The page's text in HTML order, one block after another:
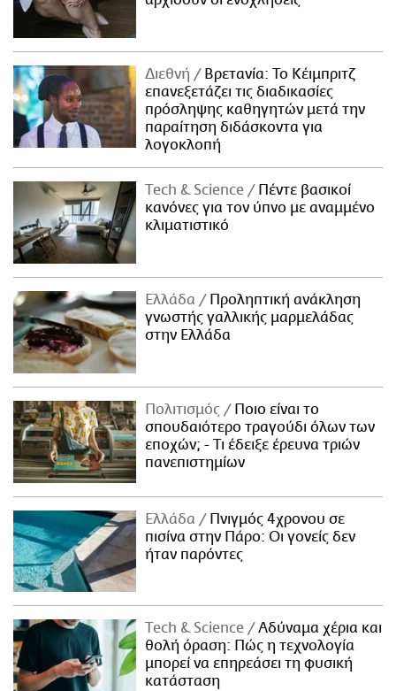
Διεθνή
Βρετανία: Το Κέιμπριτζ
επανεξετάζει τις διαδικασίες
πρόσληψης καθηγητών μετά την
παραίτηση διδάσκοντα για
λογοκλοπή
Τech & Science
Πέντε βασικοί
κανόνες για τον ύπνο με αναμμένο
κλιματιστικό
Ελλάδα
Προληπτική ανάκληση
γνωστής γαλλικής μαρμελάδας
στην Ελλάδα
Πολιτισμός
Ποιο είναι το
σπουδαιότερο τραγούδι όλων των
εποχών; - Τι έδειξε έρευνα τριών
πανεπιστημίων
Ελλάδα
Πνιγμός 4χρονου σε
πισίνα στην Πάρο: Οι γονείς δεν
ήταν παρόντες
Τech & Science
Αδύναμα χέρια και
θολή όραση: Πώς η τεχνολογία
μπορεί να επηρεάσει τη φυσική
κατάσταση